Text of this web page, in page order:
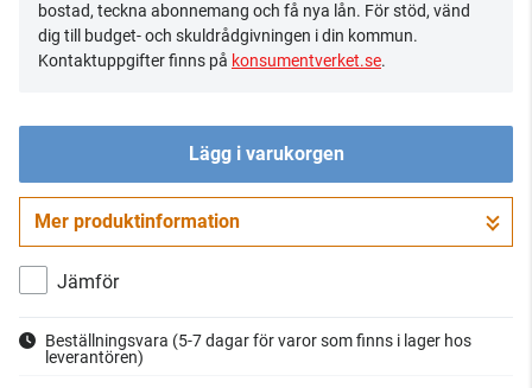
bostad, teckna abonnemang och få nya lån. För stöd, vänd
dig till budget- och skuldrådgivningen i din kommun.
Kontaktuppgifter finns på konsumentverket.se.
Lägg i varukorgen
Gå till kassan
Mer produktinformation
Jämför
Beställningsvara (5-7 dagar för varor som finns i lager hos
leverantören)